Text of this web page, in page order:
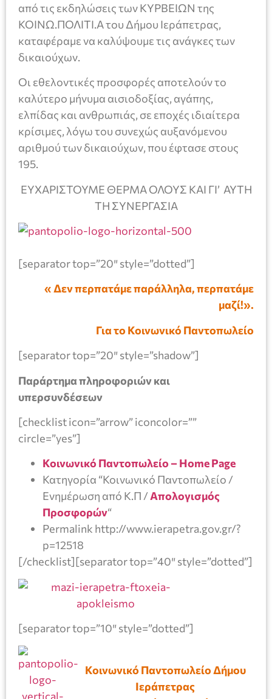
από τις εκδηλώσεις των ΚΥΡΒΕΙΩΝ της
ΚΟΙΝΩ.ΠΟΛΙΤΙ.Α του Δήμου Ιεράπετρας,
καταφέραμε να καλύψουμε τις ανάγκες των
δικαιούχων.
Οι εθελοντικές προσφορές αποτελούν το
καλύτερο μήνυμα αισιοδοξίας, αγάπης,
ελπίδας και ανθρωπιάς, σε εποχές ιδιαίτερα
κρίσιμες, λόγω του συνεχώς αυξανόμενου
αριθμού των δικαιούχων, που έφτασε στους
195.
ΕΥΧΑΡΙΣΤΟΥΜΕ ΘΕΡΜΑ ΟΛΟΥΣ ΚΑΙ ΓΙ’ ΑΥΤΗ
ΤΗ ΣΥΝΕΡΓΑΣΙΑ
[separator top=”20″ style=”dotted”]
« Δεν περπατάμε παράλληλα, περπατάμε
μαζί!».
Για το Κοινωνικό Παντοπωλείο
[separator top=”20″ style=”shadow”]
Παράρτημα πληροφοριών και
υπερσυνδέσεων
[checklist icon=”arrow” iconcolor=””
circle=”yes”]
Κοινωνικό Παντοπωλείο – Home Page
Κατηγορία “Κοινωνικό Παντοπωλείο /
Ενημέρωση από Κ.Π /Απολογισμός
Προσφορών“
Permalink http://www.ierapetra.gov.gr/?
p=12518
[/checklist][separator top=”40″ style=”dotted”]
[separator top=”10″ style=”dotted”]
Κοινωνικό Παντοπωλείο Δήμου
Ιεράπετρας